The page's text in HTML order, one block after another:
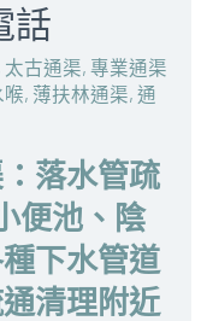
話
太古通渠, 專業通渠
喉, 薄扶林通渠, 通
落水管疏
便池、陰
下水管道
清理附近